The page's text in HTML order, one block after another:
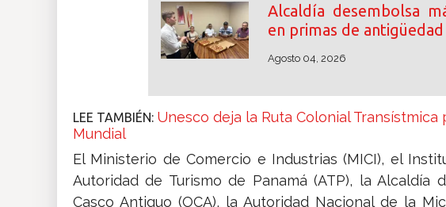
Alcaldía desembolsa
en primas de antigüedad
Agosto 04, 2026
LEE TAMBIÉN: Unesco deja la Ruta Colonial
Mundial
El Ministerio de Comercio e Industrias (MICI), el
Autoridad de Turismo de Panamá (ATP), la Alcaldía
Casco Antiguo (OCA), la Autoridad Nacional de la